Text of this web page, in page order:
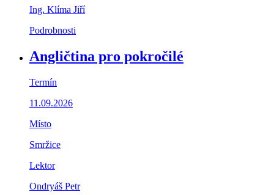
Ing. Klíma Jiří
Podrobnosti
Angličtina pro pokročilé
Termín
11.09.2026
Místo
Smržice
Lektor
Ondryáš Petr